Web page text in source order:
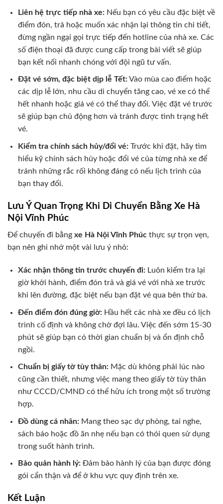
Liên hệ trực tiếp nhà xe:Nếu bạn có yêu cầu đặc biệt về
điểm đón, trả hoặc muốn xác nhận lại thông tin chi tiết,
đừng ngần ngại gọi trực tiếp đến hotline của nhà xe. Các
số điện thoại đã được cung cấp trong bài viết sẽ giúp
bạn kết nối nhanh chóng với đội ngũ tư vấn.
Đặt vé sớm, đặc biệt dịp lễ Tết:Vào mùa cao điểm hoặc
các dịp lễ lớn, nhu cầu di chuyển tăng cao, vé xe có thể
hết nhanh hoặc giá vé có thể thay đổi. Việc đặt vé trước
sẽ giúp bạn chủ động hơn và tránh được tình trạng hết
vé.
Kiểm tra chính sách hủy/đổi vé:Trước khi đặt, hãy tìm
hiểu kỹ chính sách hủy hoặc đổi vé của từng nhà xe để
tránh những rắc rối không đáng có nếu lịch trình của
bạn thay đổi.
Lưu Ý Quan Trọng Khi Di Chuyển Bằng Xe Hà
Nội Vĩnh Phúc
Để chuyến đi bằng xe Hà Nội Vĩnh Phúc thực sự trọn vẹn,
bạn nên ghi nhớ một vài lưu ý nhỏ:
Xác nhận thông tin trước chuyến đi:Luôn kiểm tra lại
giờ khởi hành, điểm đón trả và giá vé với nhà xe trước
khi lên đường, đặc biệt nếu bạn đặt vé qua bên thứ ba.
Đến điểm đón đúng giờ:Hầu hết các nhà xe đều có lịch
trình cố định và không chờ đợi lâu. Việc đến sớm 15-30
phút sẽ giúp bạn có thời gian chuẩn bị và ổn định chỗ
ngồi.
Chuẩn bị giấy tờ tùy thân:Mặc dù không phải lúc nào
cũng cần thiết, nhưng việc mang theo giấy tờ tùy thân
như CCCD/CMND có thể hữu ích trong một số trường
hợp.
Đồ dùng cá nhân:Mang theo sạc dự phòng, tai nghe,
sách báo hoặc đồ ăn nhẹ nếu bạn có thói quen sử dụng
trong suốt hành trình.
Bảo quản hành lý:Đảm bảo hành lý của bạn được đóng
gói cẩn thận và để ở khu vực quy định trên xe.
Kết Luận